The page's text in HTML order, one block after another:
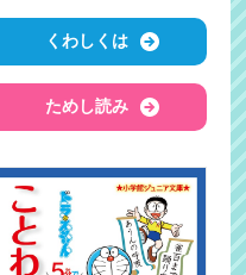
くわしくは
ためし読み